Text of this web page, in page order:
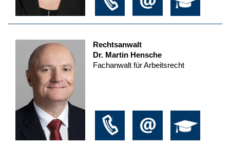
Rechtsanwalt
Dr. Martin Hensche
Fachanwalt für Arbeitsrecht